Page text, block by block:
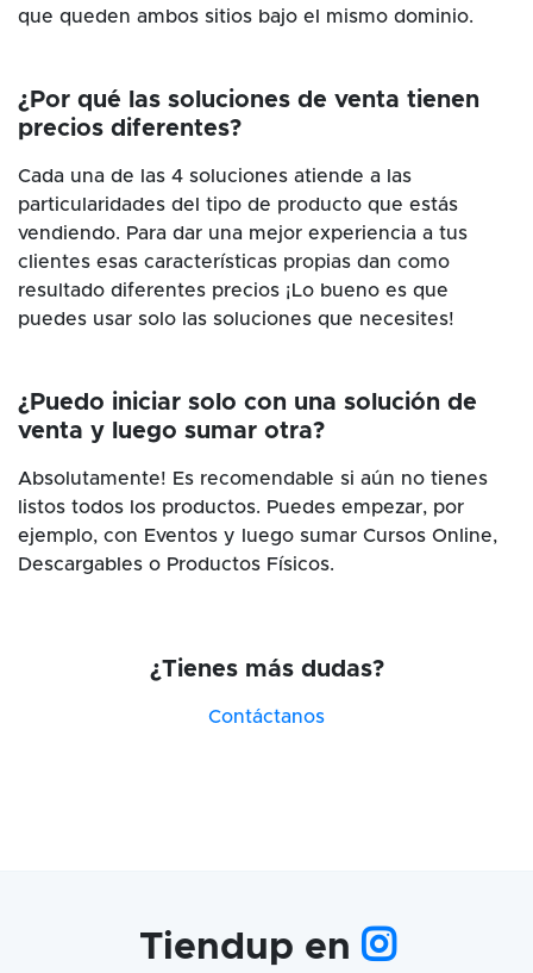
que queden ambos sitios bajo el mismo dominio.
¿Por qué las soluciones de venta tienen
precios diferentes?
Cada una de las 4 soluciones atiende a las
particularidades del tipo de producto que estás
vendiendo. Para dar una mejor experiencia a tus
clientes esas características propias dan como
resultado diferentes precios ¡Lo bueno es que
puedes usar solo las soluciones que necesites!
¿Puedo iniciar solo con una solución de
venta y luego sumar otra?
Absolutamente! Es recomendable si aún no tienes
listos todos los productos. Puedes empezar, por
ejemplo, con Eventos y luego sumar Cursos Online,
Descargables o Productos Físicos.
¿Tienes más dudas?
Contáctanos
Tiendup en